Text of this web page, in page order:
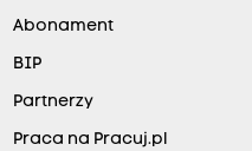
Abonament
BIP
Partnerzy
Praca na Pracuj.pl